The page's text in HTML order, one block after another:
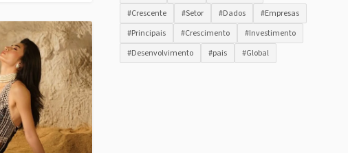
#Crescente
#Setor #Dados
#Empresas
#Principais
#Crescimento
#Investimento
#Desenvolvimento
#pais #Global